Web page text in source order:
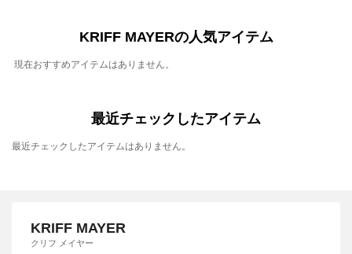
KRIFF MAYERの人気アイテム
現在おすすめアイテムはありません。
最近チェックしたアイテム
最近チェックしたアイテムはありません。
KRIFF MAYER
クリフ メイヤー